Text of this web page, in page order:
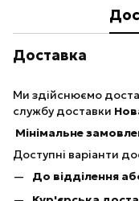
Доставка
Ми здійснюємо
службу доставки
Мінімальне
Доступні варіанти
До відділення